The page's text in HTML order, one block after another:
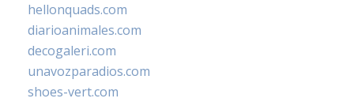
hellonquads.com
diarioanimales.com
decogaleri.com
unavozparadios.com
shoes-vert.com